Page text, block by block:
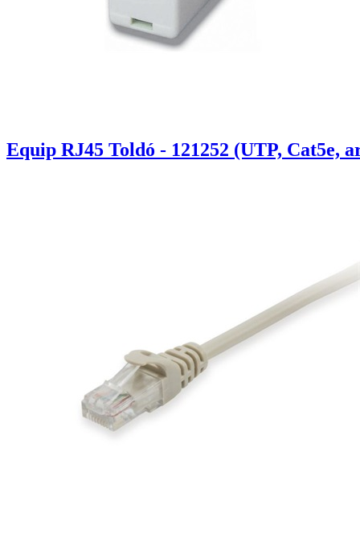
Equip RJ45 Toldó - 121252 (UTP, Cat5e,